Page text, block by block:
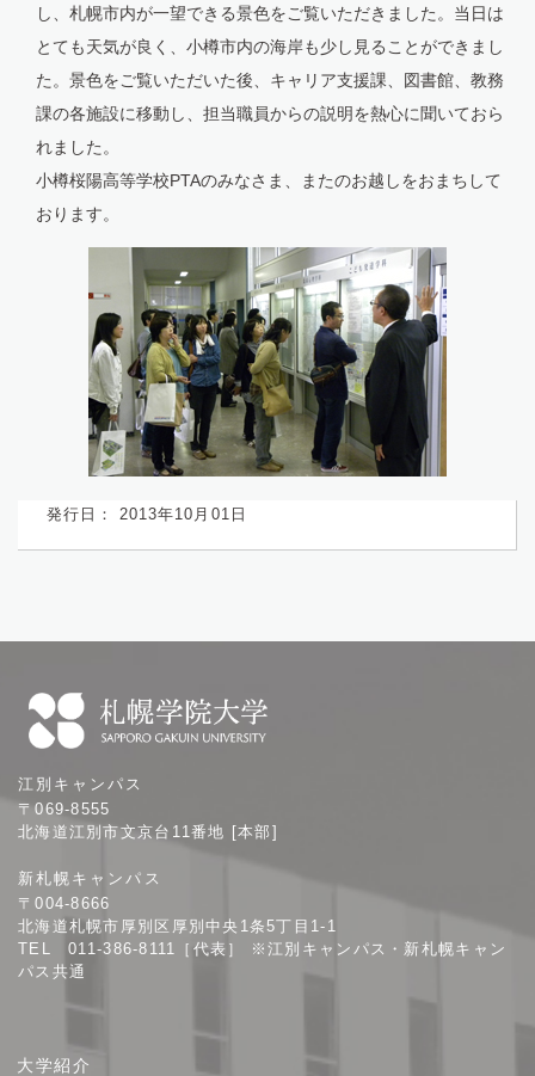
し、札幌市内が一望できる景色をご覧いただきました。当日は
とても天気が良く、小樽市内の海岸も少し見ることができまし
た。景色をご覧いただいた後、キャリア支援課、図書館、教務
課の各施設に移動し、担当職員からの説明を熱心に聞いておら
れました。
小樽桜陽高等学校PTAのみなさま、またのお越しをおまちして
おります。
発行日： 2013年10月01日
幌
学
大
学
江別キャンパス
〒069-8555
北海道江別市文京台11番地 [本部]
新札幌キャンパス
〒004-8666
北海道札幌市厚別区厚別中央1条5丁目1-1
TEL 011-386-8111［代表］ ※江別キャンパス・新札幌キャン
パス共通
大学紹介